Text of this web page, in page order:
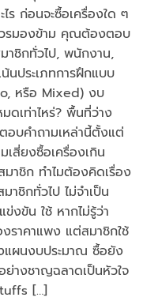
ร ก่อนจะซื้อเครื่องใด ๆ
วรมองข้าม คุณต้องตอบ
าชิกทั่วไป, พนักงาน,
ประเภทการฝึกแบบ
หรือ Mixed) งบ
ดเท่าไหร่? พื้นที่ว่าง
อบคำถามเหล่านี้ตั้งแต่
เสี่ยงซื้อเครื่องเกิน
มาชิก ทำไมต้องคิดเรื่อง
าชิกทั่วไป ไม่จำเป็น
งขัน ใช้ หากไม่รู้ว่า
ราคาแพง แต่สมาชิกใช้
แผนงบประมาณ ซื้อยัง
ย่างชาญฉลาดเป็นหัวใจ
[…]